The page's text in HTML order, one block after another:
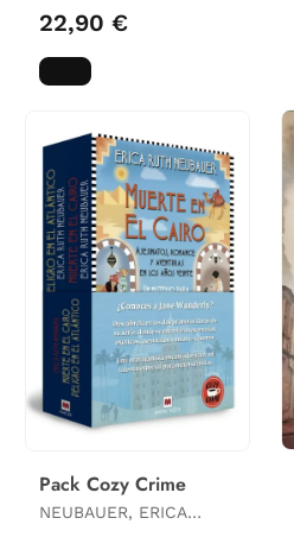
22,90 €
Pack Cozy Crime
NEUBAUER, ERICA